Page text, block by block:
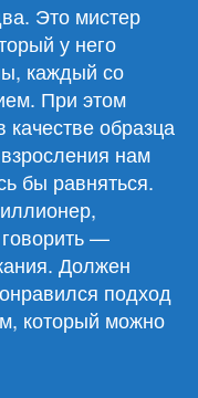
Это мистер
у него
каждый со
При этом
образца
нам
бы равняться.
—
Должен
подход
который можно